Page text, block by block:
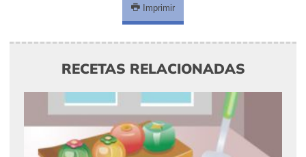
Imprimir
RECETAS RELACIONADAS